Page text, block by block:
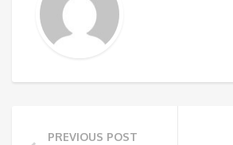
PREVIOUS POST